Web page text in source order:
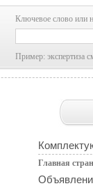
Ключевое слово или
Пример: экспертиза
Главная